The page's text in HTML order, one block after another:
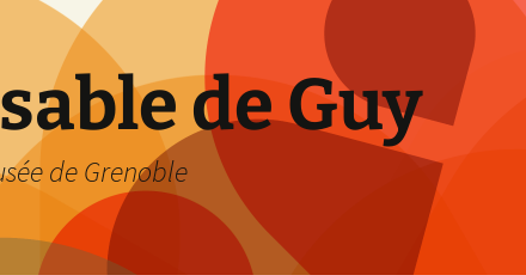
de Guy
de Grenoble